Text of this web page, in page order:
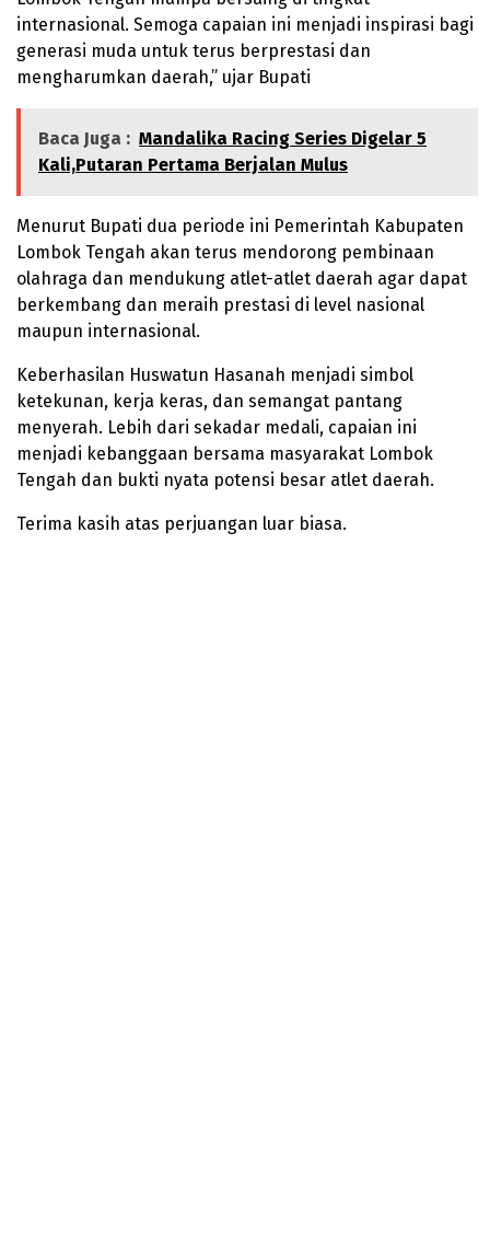
internasional. Semoga capaian ini menjadi inspirasi bagi
generasi muda untuk terus berprestasi dan
mengharumkan daerah,” ujar Bupati
Baca Juga : Mandalika Racing Series Digelar 5
Kali,Putaran Pertama Berjalan Mulus
Menurut Bupati dua periode ini Pemerintah Kabupaten
Lombok Tengah akan terus mendorong pembinaan
olahraga dan mendukung atlet-atlet daerah agar dapat
berkembang dan meraih prestasi di level nasional
maupun internasional.
Keberhasilan Huswatun Hasanah menjadi simbol
ketekunan, kerja keras, dan semangat pantang
menyerah. Lebih dari sekadar medali, capaian ini
menjadi kebanggaan bersama masyarakat Lombok
Tengah dan bukti nyata potensi besar atlet daerah.
Terima kasih atas perjuangan luar biasa.